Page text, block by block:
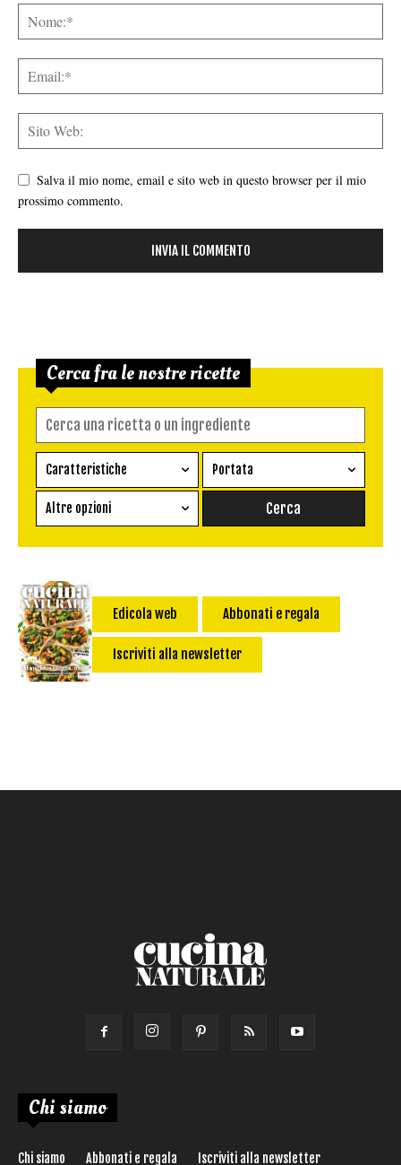
Salva il mio nome, email e sito web in questo browser per il mio
prossimo commento.
Cerca fra le nostre ricette
Caratteristiche
Ricetta vegetariana
Senza glutine
senza uova
Vegan
Portata
Conserva
Pane
Primo
Salsa
Altre opzioni
Impatto Glicemico:
Calorie max (kcal):
Edicola web Abbonati e regala
Iscriviti alla newsletter
Chi siamo
Chi siamo Abbonati e regala Iscriviti alla newsletter